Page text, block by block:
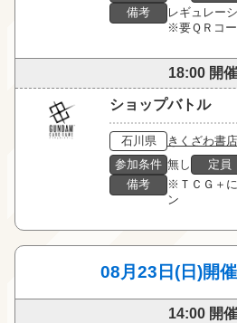
備考
レギュレー
※要ＱＲコ
18:00 開催
ショップバトル
石川県
きくざわ書
参加条件 無し 定員
備考
※ＴＣＧ＋
ン
08月23日(日)開
14:00 開催